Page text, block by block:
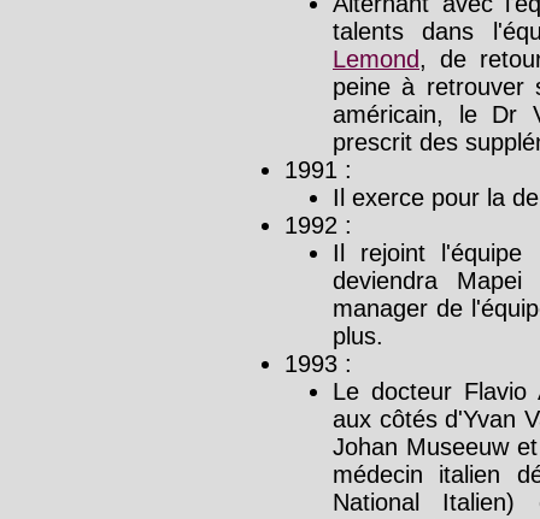
talents dans
Lemond, de
peine à retrouver
américain, le Dr
prescrit des
1991 :
Il exerce pour la
1992 :
Il rejoint l'équipe
deviendra
manager de
plus.
1993 :
Le docteur Flavio
aux côtés d'Yvan
Johan Museeuw
médecin italien
National